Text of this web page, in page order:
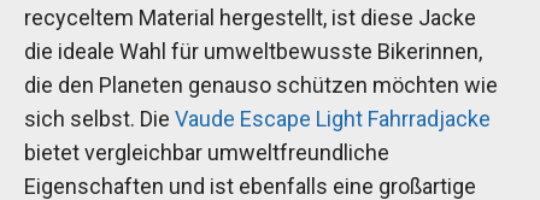
recyceltem Material hergestellt, ist diese Jacke
die ideale Wahl für umweltbewusste Bikerinnen,
die den Planeten genauso schützen möchten wie
sich selbst. Die Vaude Escape Light Fahrradjacke
bietet vergleichbar umweltfreundliche
Eigenschaften und ist ebenfalls eine großartige